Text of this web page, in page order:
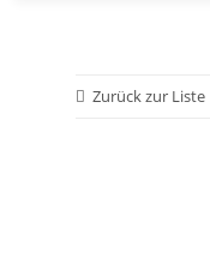
Zurück zur Liste